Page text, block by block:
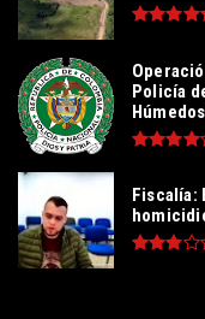
Policía
Fiscalía: